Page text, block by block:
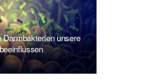
unsere